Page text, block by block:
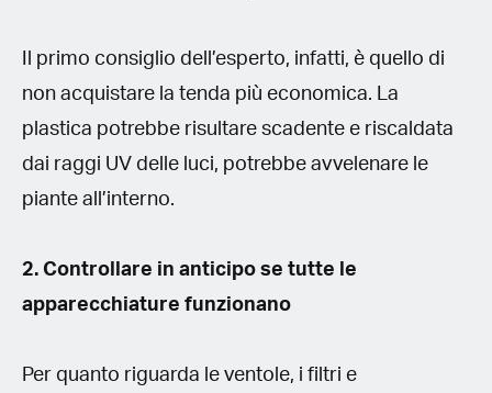
Il primo consiglio dell’esperto, infatti, è quello di
non acquistare la tenda più economica. La
plastica potrebbe risultare scadente e riscaldata
dai raggi UV delle luci, potrebbe avvelenare le
piante all’interno.
2. Controllare in anticipo se tutte le
apparecchiature funzionano
Per quanto riguarda le ventole, i filtri e